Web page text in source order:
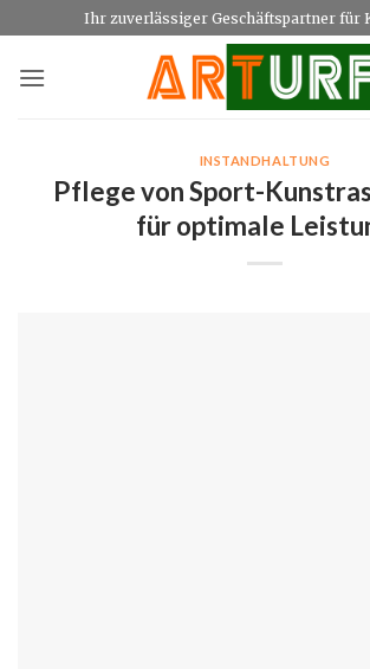
Inhalt
springen
Ihr zuverlässiger Geschäftspartner für
INSTANDHALTUNG
Pflege von Sport-
für optimale